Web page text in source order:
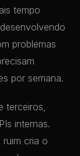
tempo
problemas
por semana.
terceiros,
internas.
cria o